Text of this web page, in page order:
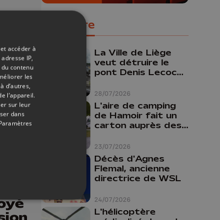
Populaire
28/07/2026
La Ville de Liège
veut détruire le
pont Denis Lecocq
budget pour le
faire
23/07/2026
L'aire de camping
de Hamoir fait un
carton auprès des
24/07/2026
Décès d'Agnes
Flemal, ancienne
directrice de WSL
L'hélicoptère
accéder à
IP,
contenu
les
d’autres,
l’appareil.
sur leur
dans